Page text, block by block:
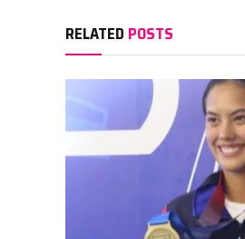
RELATED POSTS